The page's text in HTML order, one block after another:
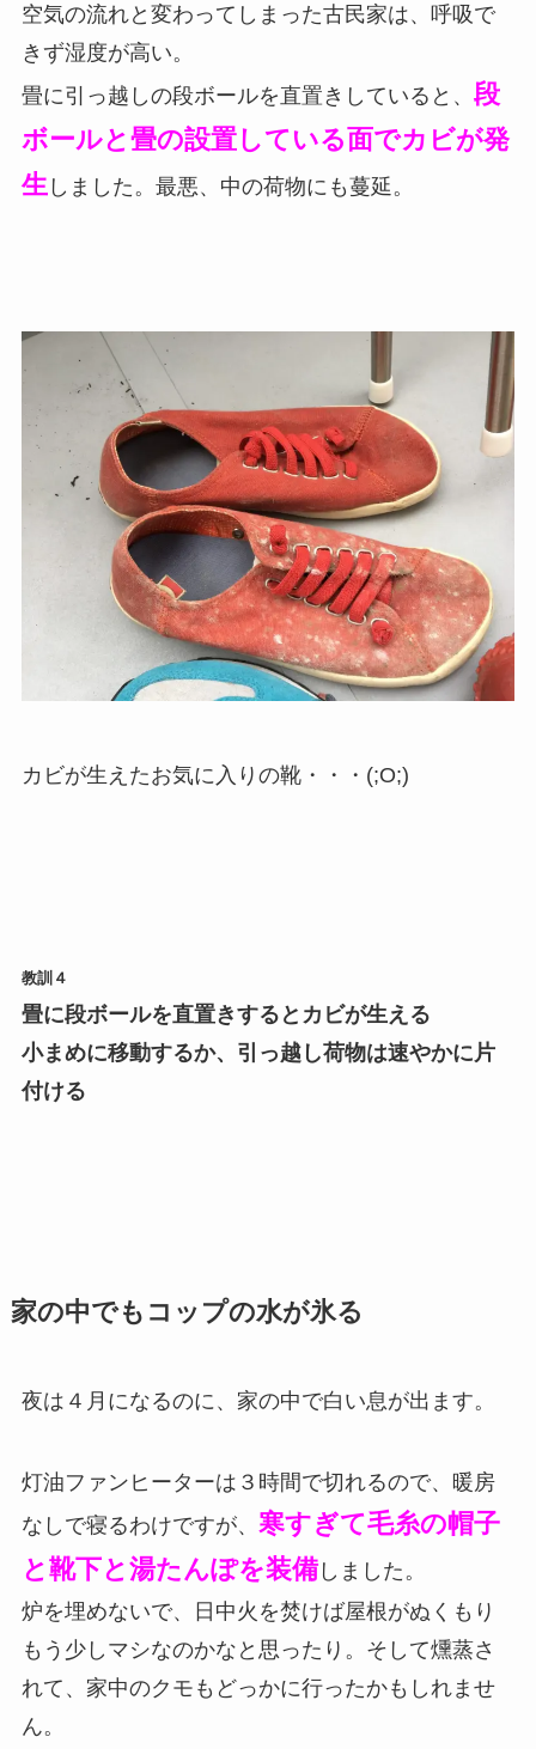
空気の流れと変わってしまった古民家は、呼吸で
きず湿度が高い。
畳に引っ越しの段ボールを直置きしていると、 段
ボールと畳の設置している面でカビが発
生 しました。最悪、中の荷物にも蔓延。
カビが生えたお気に入りの靴・・・(;O;)
教訓４
畳に段ボールを直置きするとカビが生える
小まめに移動するか、引っ越し荷物は速やかに片
付ける
家の中でもコップの水が氷る
夜は４月になるのに、家の中で白い息が出ます。
灯油ファンヒーターは３時間で切れるので、暖房
なしで寝るわけですが、 寒すぎて毛糸の帽子
と靴下と湯たんぽを装備しました。
炉を埋めないで、日中火を焚けば屋根がぬくもり
もう少しマシなのかなと思ったり。そして燻蒸さ
れて、家中のクモもどっかに行ったかもしれませ
ん。